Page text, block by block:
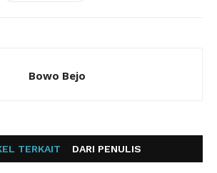
Bowo Bejo
TERKAIT DARI PENULIS